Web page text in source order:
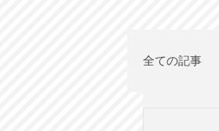
全ての記事